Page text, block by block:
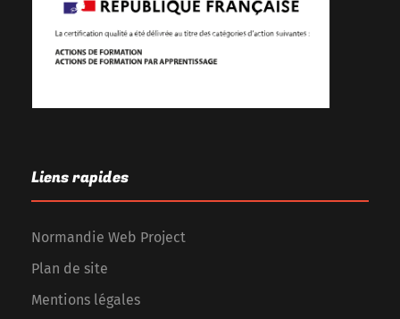
Liens rapides
Normandie Web Project
Plan de site
Mentions légales